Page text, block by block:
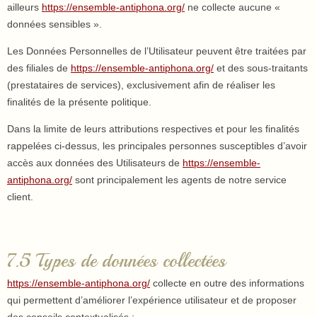
ailleurs https://ensemble-antiphona.org/ ne collecte aucune «
données sensibles ».
Les Données Personnelles de l’Utilisateur peuvent être traitées par
des filiales de https://ensemble-antiphona.org/ et des sous-traitants
(prestataires de services), exclusivement afin de réaliser les
finalités de la présente politique.
Dans la limite de leurs attributions respectives et pour les finalités
rappelées ci-dessus, les principales personnes susceptibles d’avoir
accès aux données des Utilisateurs de https://ensemble-
antiphona.org/ sont principalement les agents de notre service
client.
7.5 Types de données collectées
https://ensemble-antiphona.org/ collecte en outre des informations
qui permettent d’améliorer l’expérience utilisateur et de proposer